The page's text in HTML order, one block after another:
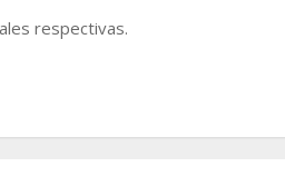
respectivas.